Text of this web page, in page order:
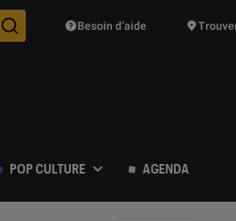
Des suggestions de produits vont
Besoin d’aide
POP CULTURE AGENDA